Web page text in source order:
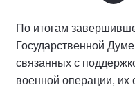
По итогам
Государственной
связанных с
военной операции,